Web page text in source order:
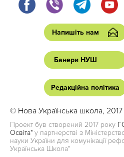
Напишіть нам
Банери НУШ
Редакційна політика
© Нова Українська школа, 2017
Проект був створений 2017 року
Освіта" у партнерстві з
науки України для комунікації
Українська Школа"